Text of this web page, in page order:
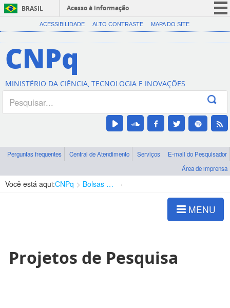
BRASIL
Acesso à informação
CORONAVÍRUS (COVID-19)
Canais
ACESSIBILIDADE ALTO CONTRASTE MAPA DO SITE
CNPq
MINISTÉRIO DA CIÊNCIA, TECNOLOGIA E INOVAÇÕES
Perguntas frequentes Central de Atendimento Serviços
E-mail do Pesquisador
Área de imprensa
Você está aqui:CNPq Bolsas e Auxílios Vigentes
MENU
Projetos de Pesquisa